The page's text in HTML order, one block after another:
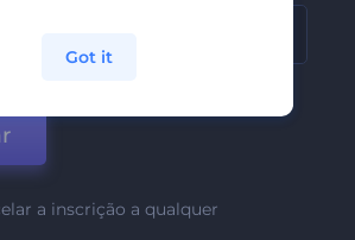
a inscrição a qualquer
Got it